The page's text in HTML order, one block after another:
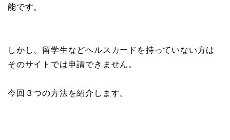
能です。
しかし、留学生などヘルスカードを持っていない方は
そのサイトでは申請できません。
今回３つの方法を紹介します。